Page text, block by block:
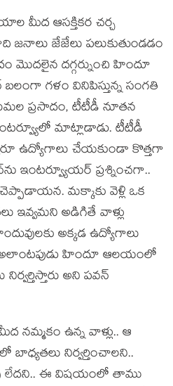
మీద ఆసక్తికర చర్చ
జనాలు జేజేలు పలుకుతుండడం
మొదలైన దగ్గర్నుంచి హిందూ
గళం వినిపిస్తున్న సంగతి
ప్రసాదం, టీటీడీ నూతన
మాట్లాడాడు. టీటీడీ
ఉద్యోగాలు చేయకుండా కొత్తగా
ఇంటర్వ్యూయర్ ప్రశ్నించగా..
మక్కాకు వెళ్లి ఒక
ఇవ్వమని అడిగితే వాళ్లు
అక్కడ ఉద్యోగాలు
హిందూ ఆలయంలో
అని పవన్
నమ్మకం ఉన్న వాళ్లు.. ఆ
నిర్వర్తించాలని..
లేదని.. ఈ విషయంలో తాము